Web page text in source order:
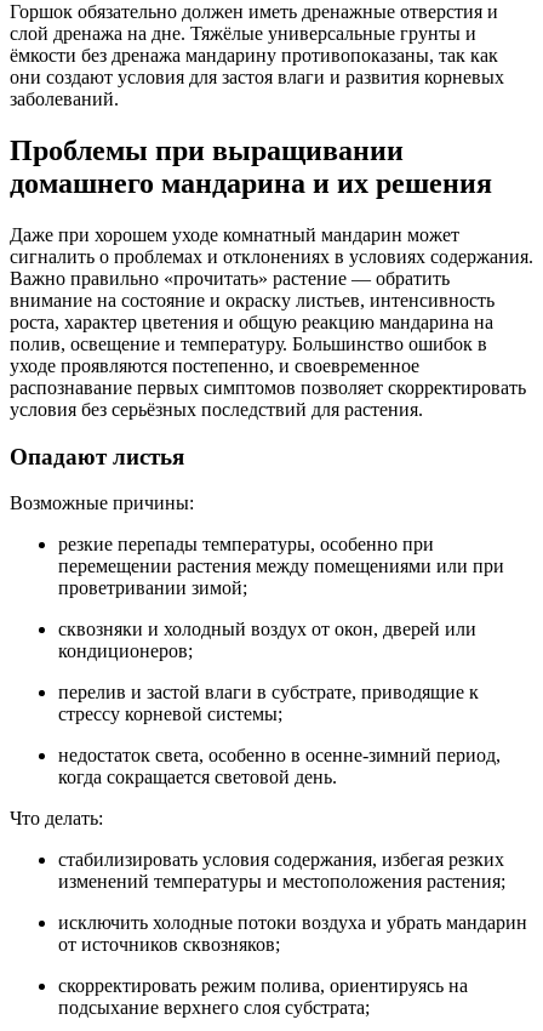
Горшок обязательно должен иметь дренажные отверстия и
слой дренажа на дне. Тяжёлые универсальные грунты и
ёмкости без дренажа мандарину противопоказаны, так как
они создают условия для застоя влаги и развития корневых
заболеваний.
Проблемы при выращивании
домашнего мандарина и их решения
Даже при хорошем уходе комнатный мандарин может
сигналить о проблемах и отклонениях в условиях содержания.
Важно правильно «прочитать» растение — обратить
внимание на состояние и окраску листьев, интенсивность
роста, характер цветения и общую реакцию мандарина на
полив, освещение и температуру. Большинство ошибок в
уходе проявляются постепенно, и своевременное
распознавание первых симптомов позволяет скорректировать
условия без серьёзных последствий для растения.
Опадают листья
Возможные причины:
резкие перепады температуры, особенно при
перемещении растения между помещениями или при
проветривании зимой;
сквозняки и холодный воздух от окон, дверей или
кондиционеров;
перелив и застой влаги в субстрате, приводящие к
стрессу корневой системы;
недостаток света, особенно в осенне‑зимний период,
когда сокращается световой день.
Что делать:
стабилизировать условия содержания, избегая резких
изменений температуры и местоположения растения;
исключить холодные потоки воздуха и убрать мандарин
от источников сквозняков;
скорректировать режим полива, ориентируясь на
подсыхание верхнего слоя субстрата;